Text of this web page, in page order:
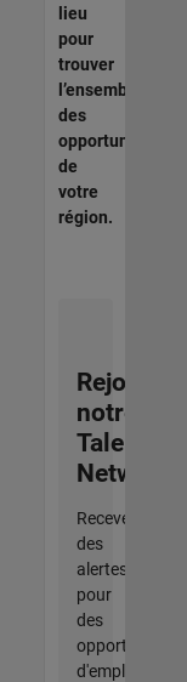
lieu
pour
trouver
l’ensemble
des
opportunités
de
votre
région.
Rejoignez
notre
Talent
Network
Recevez
des
alertes
pour
des
opportunités
d'emploi